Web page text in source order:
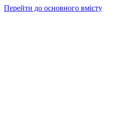
Перейти до основного вмісту